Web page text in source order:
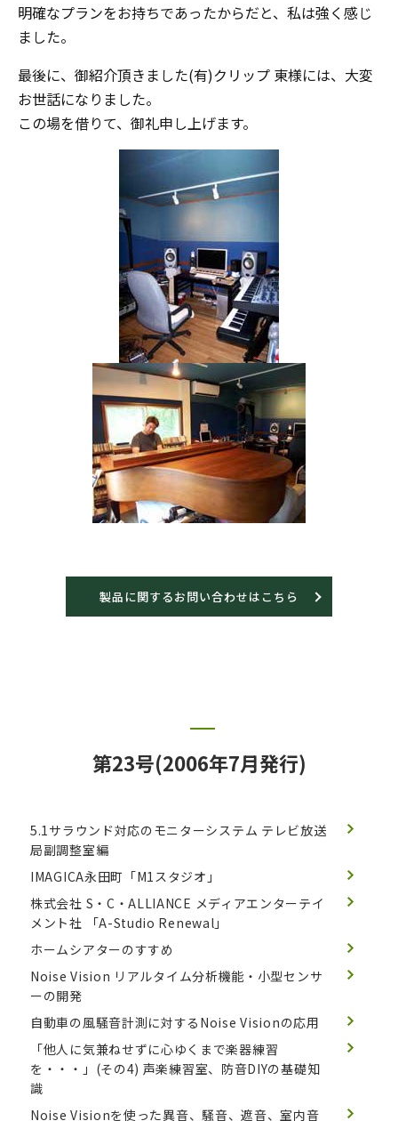
明確なプランをお持ちであったからだと、私は強く感じ
ました。
最後に、御紹介頂きました(有)クリップ 東様には、大変
お世話になりました。
この場を借りて、御礼申し上げます。
製品に関するお問い合わせはこちら
第23号(2006年7月発行)
5.1サラウンド対応のモニターシステム テレビ放送
局副調整室編
IMAGICA永田町「M1スタジオ」
株式会社 S・C・ALLIANCE メディアエンターテイ
メント社 「A-Studio Renewal」
ホームシアターのすすめ
Noise Vision リアルタイム分析機能・小型センサ
ーの開発
自動車の風騒音計測に対するNoise Visionの応用
「他人に気兼ねせずに心ゆくまで楽器練習
を・・・」(その4) 声楽練習室、防音DIYの基礎知
識
Noise Visionを使った異音、騒音、遮音、室内音